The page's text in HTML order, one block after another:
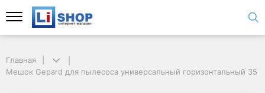
Главная
Мешок Gepard для пылесоса универсальный горизонтальный 35